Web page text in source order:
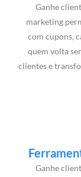
Ganhe
marketing
com cupons,
quem volta
clientes e
Ganhe